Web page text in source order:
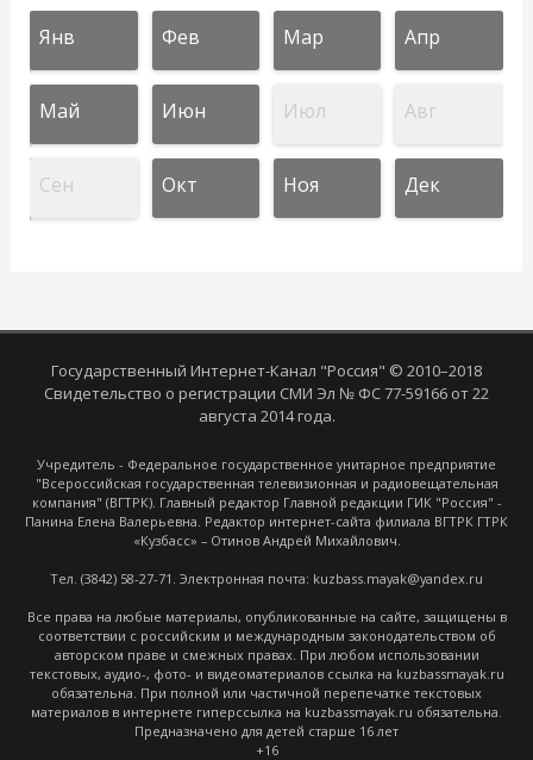
Янв Фев Мар Апр
Май Июн Июл Авг
Сен Окт Ноя Дек
Государственный Интернет-Канал "Россия" © 2010–2018
Свидетельство о регистрации СМИ Эл № ФС 77-59166 от 22
августа 2014 года.
Учредитель - Федеральное государственное унитарное предприятие
"Всероссийская государственная телевизионная и радиовещательная
компания" (ВГТРК). Главный редактор Главной редакции ГИК "Россия" -
Панина Елена Валерьевна. Редактор интернет-сайта филиала ВГТРК ГТРК
«Кузбасс» – Отинов Андрей Михайлович.
Тел. (3842) 58-27-71. Электронная почта: kuzbass.mayak@yandex.ru
Все права на любые материалы, опубликованные на сайте, защищены в
соответствии с российским и международным законодательством об
авторском праве и смежных правах. При любом использовании
текстовых, аудио-, фото- и видеоматериалов ссылка на kuzbassmayak.ru
обязательна. При полной или частичной перепечатке текстовых
материалов в интернете гиперссылка на kuzbassmayak.ru обязательна.
Предназначено для детей старше 16 лет
+16